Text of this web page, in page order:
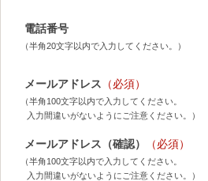
電話番号
（半角20文字以内で入力してください。）
メールアドレス （必須）
（半角100文字以内で入力してください。
入力間違いがないようにご注意ください。）
メールアドレス（確認） （必須）
（半角100文字以内で入力してください。
入力間違いがないようにご注意ください。）